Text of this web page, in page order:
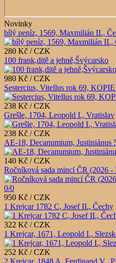
Novinky
bílý peníz, 1569, Maxmilián II.,
280 Kč / CZK
100 frank,ditě a jehně,Švýcarsko
980 Kč / CZK
Sestercius, Vitellus rok 69,
238 Kč / CZK
Grešle, 1704, Leopold I., Vratislav
238 Kč / CZK
AE-18, Decanumium, Justiniánus
140 Kč / CZK
Ročníková sada mincí ČR (2026
950 Kč / CZK
1 Krejcar 1782 C, Josef II., Čechy
322 Kč / CZK
1 Krejcar, 1671, Leopold I.,
252 Kč / CZK
2 Krejcar, 1848 A, Ferdinand V.,